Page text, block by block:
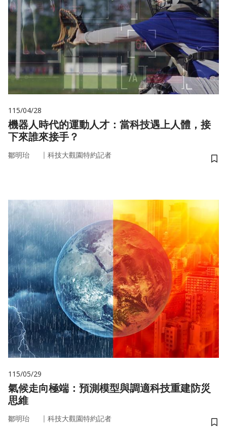
115/04/28
機器人時代的運動人才：當科技遇上人體，接
下來誰來接手？
鄒明珆 ｜ 科技大觀園特約記者
儲
115/05/29
氣候走向極端：預測模型與調適科技重建防災
思維
鄒明珆 ｜ 科技大觀園特約記者
儲